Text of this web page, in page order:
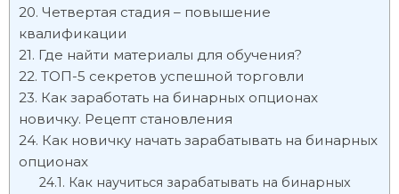
Четвертая стадия – повышение
квалификации
Где найти материалы для обучения?
ТОП-5 секретов успешной торговли
Как заработать на бинарных опционах
новичку. Рецепт становления
Как новичку начать зарабатывать на бинарных
опционах
Как научиться зарабатывать на бинарных